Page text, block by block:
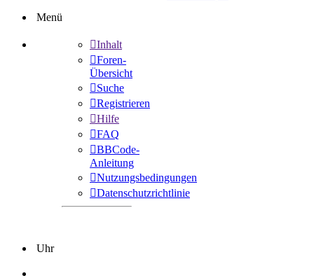
Menü
Inhalt
Foren-
Übersicht
Suche
Registrieren
Hilfe
FAQ
BBCode-
Anleitung
Nutzungsbedingungen
Datenschutzrichtlinie
Uhr